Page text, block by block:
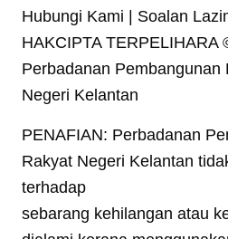
Hubungi Kami | Soalan
HAKCIPTA TERPELIHARA
Perbadanan Pembangunan
Negeri Kelantan
PENAFIAN: Perbadanan
Rakyat Negeri Kelantan
terhadap
sebarang kehilangan atau